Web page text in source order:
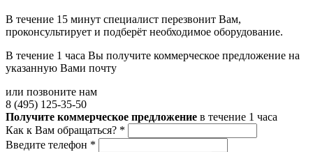
В течение 15 минут специалист перезвонит Вам,
проконсультирует и подберёт необходимое оборудование.
В течение 1 часа Вы получите коммерческое предложение на
указанную Вами почту
или позвоните нам
8 (495) 125-35-50
Получите коммерческое предложение в течение 1 часа
Как к Вам обращаться? *
Введите телефон *